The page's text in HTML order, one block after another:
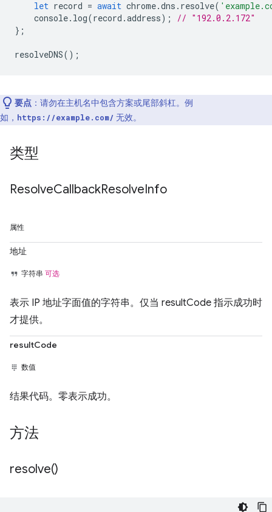
let record = await chrome.dns . resolve(
console. log(record .address);
// "192.0.2.172"
};
resolveDNS();
要点 ：请勿在主机名中包含方案或尾部斜杠。例
如， https://example.com/ 无效。
类型
ResolveCallbackResolveInfo
属性
地址
字符串 可选
表示 IP 地址字面值的字符串。仅当 resultCode 指示成功时
才提供。
resultCode
数值
结果代码。零表示成功。
方法
resolve()